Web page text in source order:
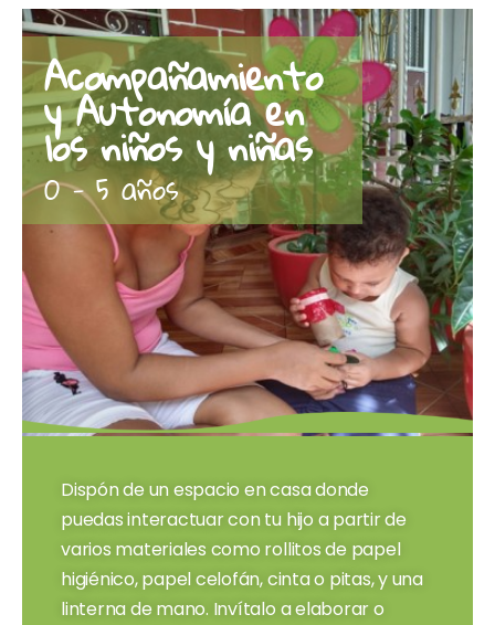
Acompañamiento
y Autonomía en
los niños y niñas
0 - 5 años
Dispón de un espacio en casa donde
puedas interactuar con tu hijo a partir de
varios materiales como rollitos de papel
higiénico, papel celofán, cinta o pitas, y una
linterna de mano. Invítalo a elaborar o